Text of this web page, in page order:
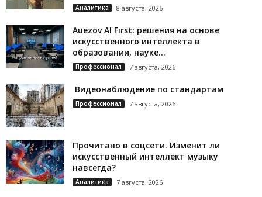
Аналитика 8 августа, 2026
Auezov AI First: решения на основе
искусственного интеллекта в
образовании, науке...
Профессионал 7 августа, 2026
Видеонаблюдение по стандартам
Профессионал 7 августа, 2026
Прочитано в соцсети. Изменит ли
искусственный интеллект музыку
навсегда?
Аналитика 7 августа, 2026